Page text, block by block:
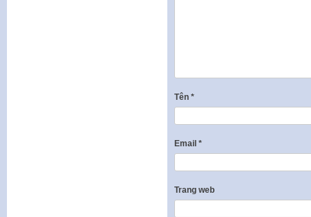
Tên *
Email *
Trang web